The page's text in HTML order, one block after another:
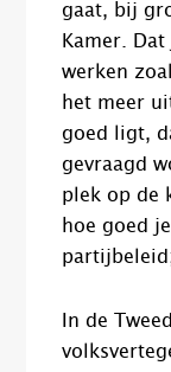
gaat, bij
Kamer.
werken
het meer
goed ligt,
gevraagd
plek op de
hoe goed
In de